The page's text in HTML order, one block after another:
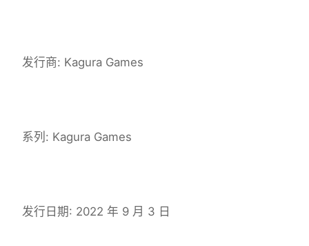
发行商: Kagura Games
系列: Kagura Games
发行日期: 2022 年 9 月 3 日